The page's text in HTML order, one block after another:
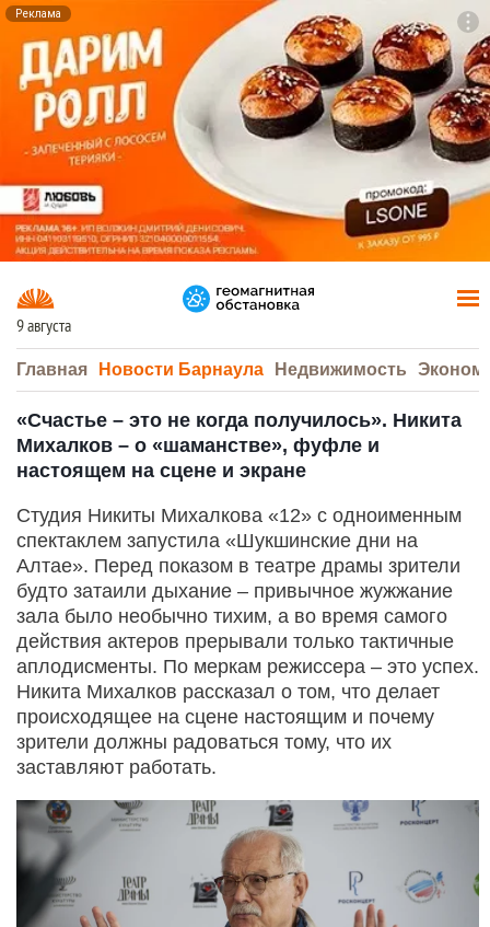
Реклама
9 августа
Главная Новости Барнаула Недвижимость
«Счастье – это не когда получилось». Никита
Михалков – о «шаманстве», фуфле и
настоящем на сцене и экране
Студия Никиты Михалкова «12» с одноименным
спектаклем запустила «Шукшинские дни на
Алтае». Перед показом в театре драмы зрители
будто затаили дыхание – привычное жужжание
зала было необычно тихим, а во время самого
действия актеров прерывали только тактичные
аплодисменты. По меркам режиссера – это успех.
Никита Михалков рассказал о том, что делает
происходящее на сцене настоящим и почему
зрители должны радоваться тому, что их
заставляют работать.